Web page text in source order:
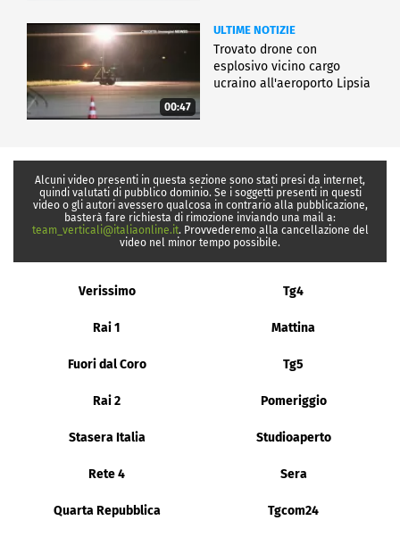
00:47
ULTIME NOTIZIE
Trovato drone con
esplosivo vicino cargo
ucraino all'aeroporto Lipsia
Alcuni video presenti in questa sezione sono stati presi da internet,
quindi valutati di pubblico dominio. Se i soggetti presenti in questi
video o gli autori avessero qualcosa in contrario alla pubblicazione,
basterà fare richiesta di rimozione inviando una mail a:
team_verticali@italiaonline.it. Provvederemo alla cancellazione del
video nel minor tempo possibile.
Verissimo Tg4
Rai 1 Mattina
Fuori dal Coro Tg5
Rai 2 Pomeriggio
Stasera Italia Studioaperto
Rete 4 Sera
Quarta Repubblica Tgcom24